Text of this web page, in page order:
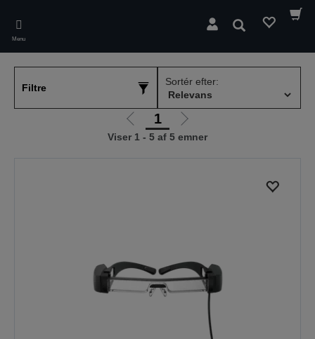
main
content
Menu
Søg
Filtre
Sortér efter:
Gå
til
1
Gå
til
Viser 1 - 5 af 5 emner